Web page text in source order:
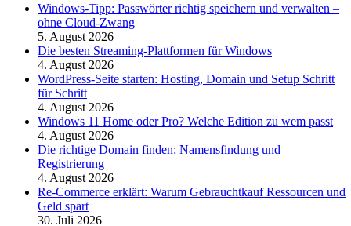
Windows-Tipp: Passwörter richtig speichern und verwalten –
ohne Cloud-Zwang
5. August 2026
Die besten Streaming-Plattformen für Windows
4. August 2026
WordPress-Seite starten: Hosting, Domain und Setup Schritt
für Schritt
4. August 2026
Windows 11 Home oder Pro? Welche Edition zu wem passt
4. August 2026
Die richtige Domain finden: Namensfindung und
Registrierung
4. August 2026
Re-Commerce erklärt: Warum Gebrauchtkauf Ressourcen und
Geld spart
30. Juli 2026